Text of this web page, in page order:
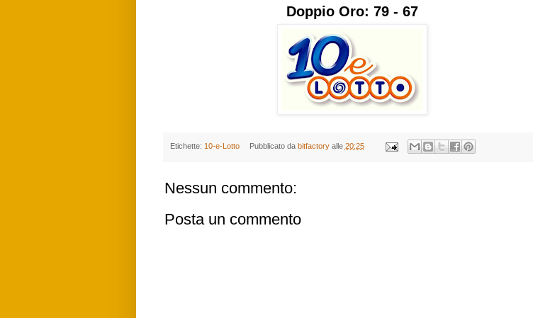
Doppio Oro: 79 - 67
Etichette: 10-e-Lotto Pubblicato da bitfactory alle 20:25
Nessun commento:
Posta un commento